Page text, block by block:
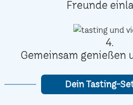
Freunde
4.
Gemeinsam genießen
Dein Tasting-